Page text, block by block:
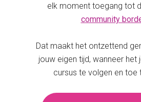
elk moment toegang tot
community
Dat maakt het ontzettend
jouw eigen tijd, wanneer het
cursus te volgen en toe